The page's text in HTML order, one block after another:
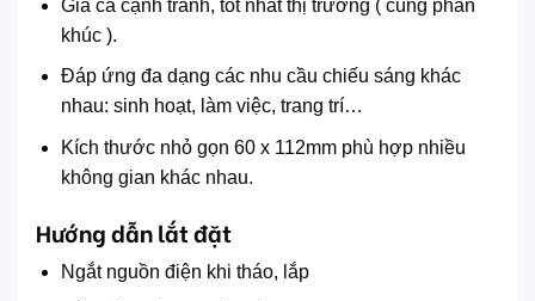
Giá cả cạnh tranh, tốt nhất thị trường ( cùng phân
khúc ).
Đáp ứng đa dạng các nhu cầu chiếu sáng khác
nhau: sinh hoạt, làm việc, trang trí…
Kích thước nhỏ gọn 60 x 112mm phù hợp nhiều
không gian khác nhau.
Hướng dẫn lắt đặt
Ngắt nguồn điện khi tháo, lắp